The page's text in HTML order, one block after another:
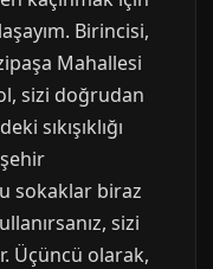
Birincisi,
Mahallesi
sizi doğrudan
sıkışıklığı
sokaklar biraz
sizi
Üçüncü olarak,